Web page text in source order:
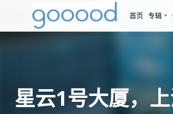
首页 专辑
星云1号大厦，